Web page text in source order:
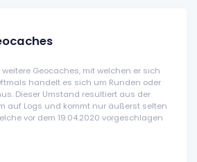
Geocaches, mit welchen er sich
handelt es sich um Runden oder
Dieser Umstand resultiert aus der
auf Logs und kommt nur äußerst selten
vor dem 19.04.2020 vorgeschlagen